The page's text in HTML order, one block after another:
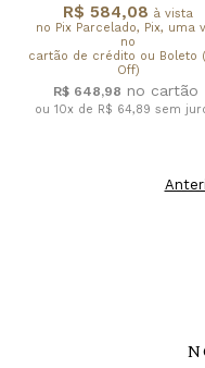
R$ 584,08 à vista
no Pix Parcelado, Pix, uma
no
cartão de crédito ou Boleto
Off)
R$ 648,98
ou 10x de R$ 64,89 sem